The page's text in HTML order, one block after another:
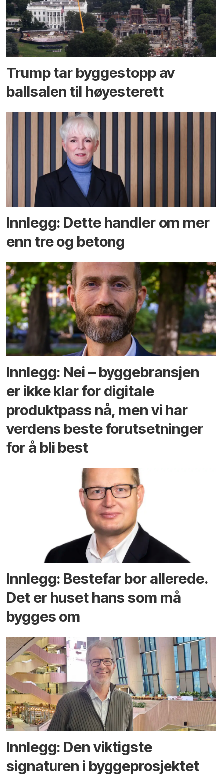
Trump tar byggestopp av
ballsalen til høyesterett
Innlegg: Dette handler om mer
enn tre og betong
Innlegg: Nei – byggebransjen
er ikke klar for digitale
produktpass nå, men vi har
verdens beste forutsetninger
for å bli best
Innlegg: Bestefar bor allerede.
Det er huset hans som må
bygges om
Innlegg: Den viktigste
signaturen i bygge­­prosjektet